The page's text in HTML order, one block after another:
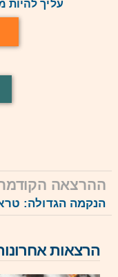
עליך להיות
ההרצאה
הרצאות